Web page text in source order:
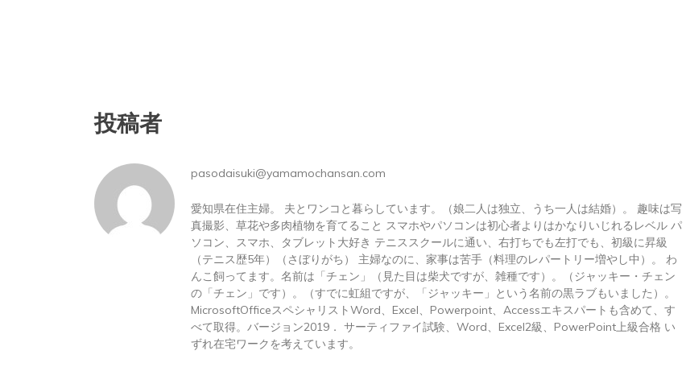
投稿者
pasodaisuki@yamamochansan.com
愛知県在住主婦。 夫とワンコと暮らしています。（娘二人は独立、うち一人は結婚）。 趣味は写
真撮影、草花や多肉植物を育てること スマホやパソコンは初心者よりはかなりいじれるレベル パ
ソコン、スマホ、タブレット大好き テニススクールに通い、右打ちでも左打でも、初級に昇級
（テニス歴5年）（さぼりがち） 主婦なのに、家事は苦手（料理のレパートリー増やし中）。 わ
んこ飼ってます。名前は「チェン」（見た目は柴犬ですが、雑種です）。（ジャッキー・チェン
の「チェン」です）。（すでに虹組ですが、「ジャッキー」という名前の黒ラブもいました）。
MicrosoftOfficeスペシャリストWord、Excel、Powerpoint、Accessエキスパートも含めて、す
べて取得。バージョン2019． サーティファイ試験、Word、Excel2級、PowerPoint上級合格 い
ずれ在宅ワークを考えています。